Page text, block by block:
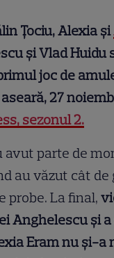
Țociu, Alexia și
și Vlad Huidu
joc de
27
sezonul 2.
avut parte de
au văzut cât de
probe. La final,
Anghelescu și
Eram nu și-a